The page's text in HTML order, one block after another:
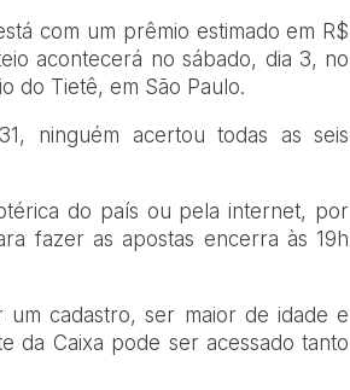
com um prêmio estimado em R$
acontecerá no sábado, dia 3, no
do Tietê, em São Paulo.
ninguém acertou todas as seis
do país ou pela internet, por
fazer as apostas encerra às 19h
um cadastro, ser maior de idade e
da Caixa pode ser acessado tanto